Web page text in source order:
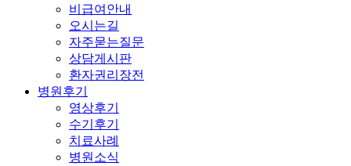
비급여안내
오시는길
자주묻는질문
상담게시판
환자권리장전
병원후기
영상후기
수기후기
치료사례
병원소식